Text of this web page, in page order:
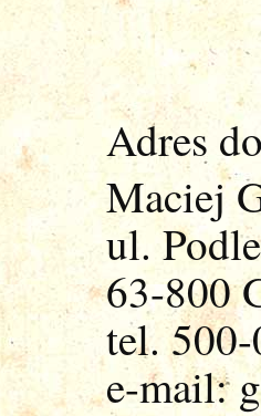
Adres
Maciej
ul.
63-800
tel.
e-mail: